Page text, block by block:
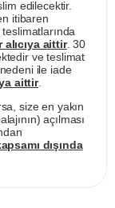
edilecektir.
itibaren
aittir. 30
ve teslimat
ile iade
aittir.
size en yakın
açılması
dışında